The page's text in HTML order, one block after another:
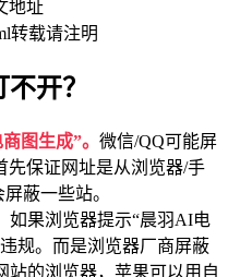
地址
转载请注明
开？
图生成”。 微信/QQ可能屏
先保证网址是从浏览器/手
蔽一些站。
如果浏览器提示“晨羽AI电
规。而是浏览器厂商屏蔽
站的浏览器，苹果可以用自